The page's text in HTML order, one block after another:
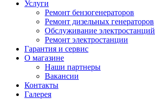
Услуги
Ремонт бензогенераторов
Ремонт дизельных генераторов
Обслуживание электростанций
Ремонт электростанции
Гарантия и сервис
О магазине
Наши партнеры
Вакансии
Контакты
Галерея